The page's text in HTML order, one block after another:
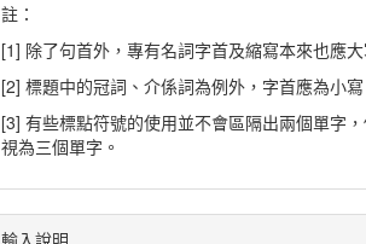
註：
[1] 除了句首外，專有名詞字首及縮寫本來也應
[2] 標題中的冠詞、介係詞為例外，字首應為小
[3] 有些標點符號的使用並不會區隔出兩個單字
視為三個單字。
輸入說明